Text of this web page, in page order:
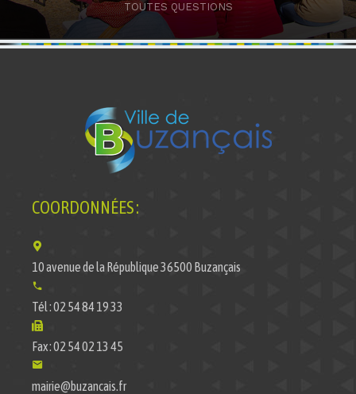
TOUTES QUESTIONS
COORDONNÉES :
10 avenue de la République 36500 Buzançais
Tél : 02 54 84 19 33
Fax : 02 54 02 13 45
mairie@buzancais.fr